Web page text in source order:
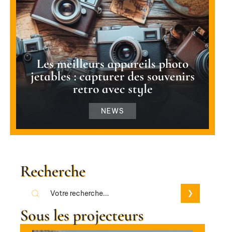
Les meilleurs appareils photo
jetables : capturer des souvenirs
retro avec style
NEWS
Recherche
Sous les projecteurs